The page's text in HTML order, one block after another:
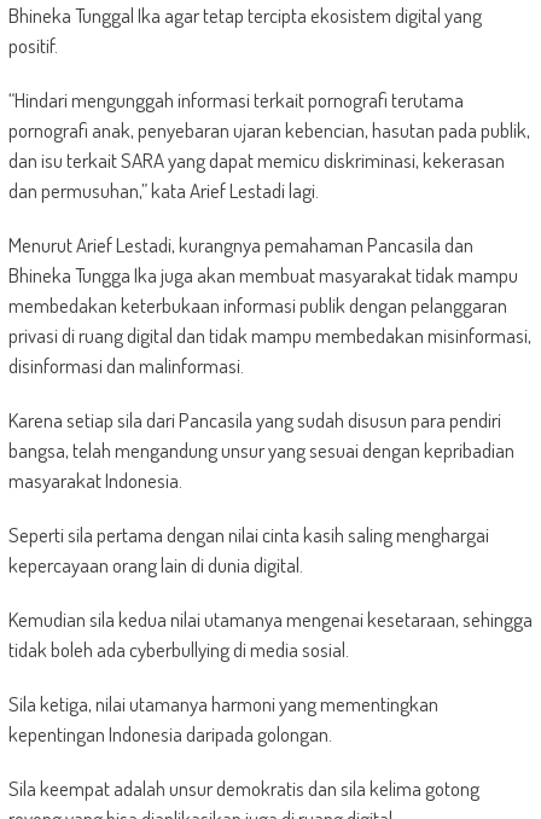
Bhineka Tunggal Ika agar tetap tercipta ekosistem digital yang
positif.
“Hindari mengunggah informasi terkait pornografi terutama
pornografi anak, penyebaran ujaran kebencian, hasutan pada publik,
dan isu terkait SARA yang dapat memicu diskriminasi, kekerasan
dan permusuhan,” kata Arief Lestadi lagi.
Menurut Arief Lestadi, kurangnya pemahaman Pancasila dan
Bhineka Tungga Ika juga akan membuat masyarakat tidak mampu
membedakan keterbukaan informasi publik dengan pelanggaran
privasi di ruang digital dan tidak mampu membedakan misinformasi,
disinformasi dan malinformasi.
Karena setiap sila dari Pancasila yang sudah disusun para pendiri
bangsa, telah mengandung unsur yang sesuai dengan kepribadian
masyarakat Indonesia.
Seperti sila pertama dengan nilai cinta kasih saling menghargai
kepercayaan orang lain di dunia digital.
Kemudian sila kedua nilai utamanya mengenai kesetaraan, sehingga
tidak boleh ada cyberbullying di media sosial.
Sila ketiga, nilai utamanya harmoni yang mementingkan
kepentingan Indonesia daripada golongan.
Sila keempat adalah unsur demokratis dan sila kelima gotong